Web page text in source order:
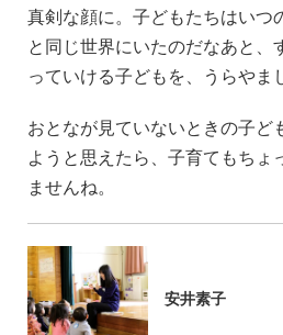
真剣な顔に。子どもたちはいつ
と同じ世界にいたのだなあと、
っていける子どもを、うらやま
おとなが見ていないときの子ど
ようと思えたら、子育てもちょ
ませんね。
安井素子